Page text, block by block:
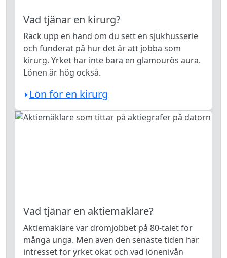
Vad tjänar en kirurg?
Räck upp en hand om du sett en sjukhusserie
och funderat på hur det är att jobba som
kirurg. Yrket har inte bara en glamourös aura.
Lönen är hög också.
Lön för en kirurg
Vad tjänar en aktiemäklare?
Aktiemäklare var drömjobbet på 80-talet för
många unga. Men även den senaste tiden har
intresset för yrket ökat och vad lönenivån